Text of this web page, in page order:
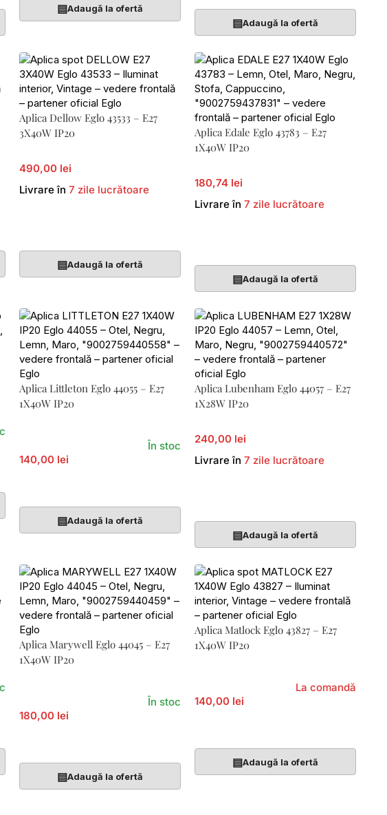
▤Adaugă la ofertă
▤Adaugă la ofertă
Aplica Dellow Eglo 43533 – E27
3X40W IP20
490,00 lei
Livrare în7 zile lucrătoare
▤Adaugă la ofertă
Aplica Edale Eglo 43783 – E27
1X40W IP20
180,74 lei
Livrare în7 zile lucrătoare
▤Adaugă la ofertă
Aplica Littleton Eglo 44055 – E27
1X40W IP20
140,00 lei
În stoc
▤Adaugă la ofertă
Aplica Lubenham Eglo 44057 – E27
1X28W IP20
240,00 lei
Livrare în7 zile lucrătoare
▤Adaugă la ofertă
Aplica Marywell Eglo 44045 – E27
1X40W IP20
180,00 lei
În stoc
▤Adaugă la ofertă
Aplica Matlock Eglo 43827 – E27
1X40W IP20
140,00 lei
La comandă
▤Adaugă la ofertă